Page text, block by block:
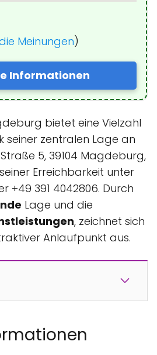
Meinungen)
Informationen
bietet eine Vielzahl
seiner zentralen Lage an
5, 39104 Magdeburg,
Erreichbarkeit unter
+49 391 4042806. Durch
Lage und die
, zeichnet sich
Anlaufpunkt aus.